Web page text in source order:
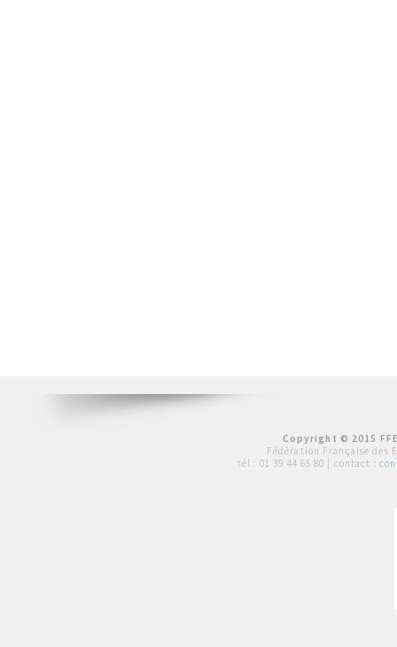
Copyright © 2015
Fédération Française des
tél : 01 39 44 65 80 | contact :